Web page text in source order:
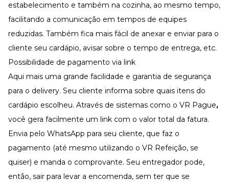
estabelecimento e também na cozinha, ao mesmo tempo,
facilitando a comunicação em tempos de equipes
reduzidas. Também fica mais fácil de anexar e enviar para o
cliente seu cardápio, avisar sobre o tempo de entrega, etc.
Possibilidade de pagamento via link
Aqui mais uma grande facilidade e garantia de segurança
para o delivery. Seu cliente informa sobre quais itens do
cardápio escolheu. Através de sistemas como o VR Pague,
você gera facilmente um link com o valor total da fatura.
Envia pelo WhatsApp para seu cliente, que faz o
pagamento (até mesmo utilizando o VR Refeição, se
quiser) e manda o comprovante. Seu entregador pode,
então, sair para levar a encomenda, sem ter que se